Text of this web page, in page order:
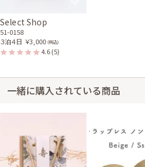
Select Shop
51-0158
３泊４日 ￥3,000 (税込)
4.6(5)
一緒に購入されている商品